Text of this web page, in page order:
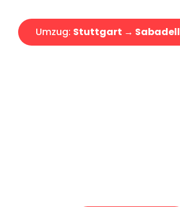
Umzug: Stuttgart → Sabadell